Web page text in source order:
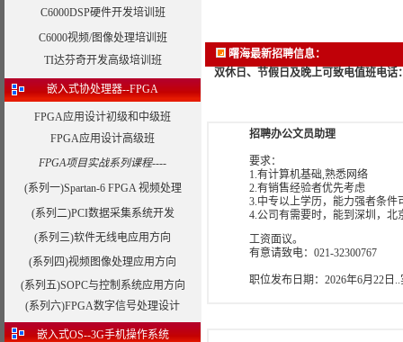
C6000DSP硬件开发培训班
C6000视频/图像处理培训班
TI达芬奇开发高级培训班
嵌入式协处理器--FPGA
FPGA应用设计初级和中级班
FPGA应用设计高级班
FPGA项目实战系列课程----
(系列一)Spartan-6 FPGA 视频处理
(系列二)PCI数据采集系统开发
(系列三)软件无线电应用方向
(系列四)视频图像处理应用方向
(系列五)SOPC与控制系统应用方向
(系列六)FPGA数字信号处理设计
嵌入式OS--3G手机操作系统
曙海最新招聘信息：
双休日、节假日及晚上可致电值班电话
招聘办公文员助理
要求：
1.有计算机基础,熟悉网络
2.有销售经验者优先考虑
3.中专以上学历，能力强者条件
4.公司有需要时，能到深圳，北
工资面议。
有意请致电：021-32300767
职位发布日期： 2026年6月22日